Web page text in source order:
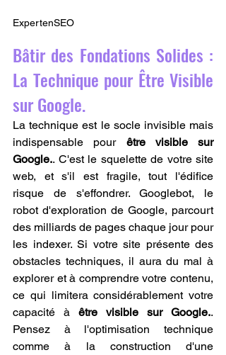
ExpertenSEO
Bâtir des Fondations Solides :
La Technique pour Être Visible
sur Google.
La technique est le socle invisible mais
indispensable pour être visible sur
Google.. C'est le squelette de votre site
web, et s'il est fragile, tout l'édifice
risque de s'effondrer. Googlebot, le
robot d'exploration de Google, parcourt
des milliards de pages chaque jour pour
les indexer. Si votre site présente des
obstacles techniques, il aura du mal à
explorer et à comprendre votre contenu,
ce qui limitera considérablement votre
capacité à être visible sur Google..
Pensez à l'optimisation technique
comme à la construction d'une